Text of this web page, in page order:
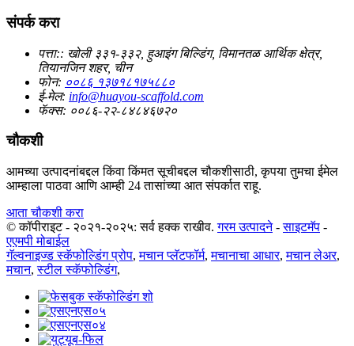
संपर्क करा
पत्ता:: खोली ३३१-३३२, हुआइंग बिल्डिंग, विमानतळ आर्थिक क्षेत्र,
तियानजिन शहर, चीन
फोन: ००८६ १३७१८१७५८८०
ई-मेल: info@huayou-scaffold.com
फॅक्स: ००८६-२२-८४८४६७२०
चौकशी
आमच्या उत्पादनांबद्दल किंवा किंमत सूचीबद्दल चौकशीसाठी, कृपया तुमचा ईमेल
आम्हाला पाठवा आणि आम्ही 24 तासांच्या आत संपर्कात राहू.
आता चौकशी करा
© कॉपीराइट - २०२१-२०२५: सर्व हक्क राखीव. गरम उत्पादने-साइटमॅप -
एएमपी मोबाईल
गॅल्वनाइज्ड स्कॅफोल्डिंग प्रोप,मचान प्लॅटफॉर्म,मचानाचा आधार,मचान लेअर,
मचान,स्टील स्कॅफोल्डिंग,